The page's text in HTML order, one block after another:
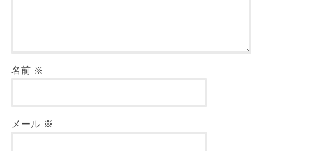
名前 ※
メール ※